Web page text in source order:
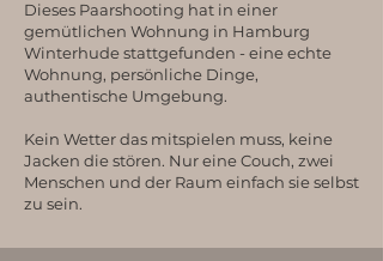
Dieses Paarshooting hat in einer
gemütlichen Wohnung in Hamburg
Winterhude stattgefunden - eine echte
Wohnung, persönliche Dinge,
authentische Umgebung.
Kein Wetter das mitspielen muss, keine
Jacken die stören. Nur eine Couch, zwei
Menschen und der Raum einfach sie selbst
zu sein.